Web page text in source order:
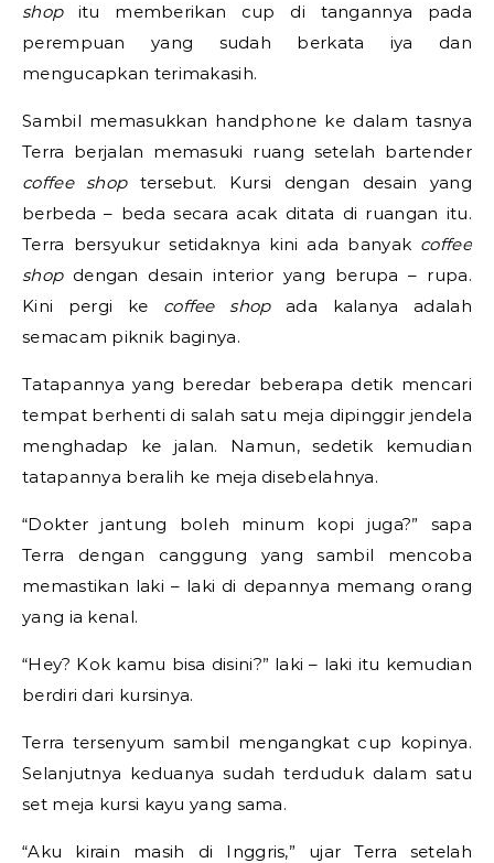
shop itu memberikan cup di tangannya pada
perempuan yang sudah berkata iya dan
mengucapkan terimakasih.
Sambil memasukkan handphone ke dalam tasnya
Terra berjalan memasuki ruang setelah bartender
coffee shoptersebut. Kursi dengan desain yang
berbeda – beda secara acak ditata di ruangan itu.
Terra bersyukur setidaknya kini ada banyak coffee
shopdengan desain interior yang berupa – rupa.
Kini pergi ke coffee shopada kalanya adalah
semacam piknik baginya.
Tatapannya yang beredar beberapa detik mencari
tempat berhenti di salah satu meja dipinggir jendela
menghadap ke jalan. Namun, sedetik kemudian
tatapannya beralih ke meja disebelahnya.
“Dokter jantung boleh minum kopi juga?” sapa
Terra dengan canggung yang sambil mencoba
memastikan laki – laki di depannya memang orang
yang ia kenal.
“Hey? Kok kamu bisa disini?” laki – laki itu kemudian
berdiri dari kursinya.
Terra tersenyum sambil mengangkat cup kopinya.
Selanjutnya keduanya sudah terduduk dalam satu
set meja kursi kayu yang sama.
“Aku kirain masih di Inggris,” ujar Terra setelah